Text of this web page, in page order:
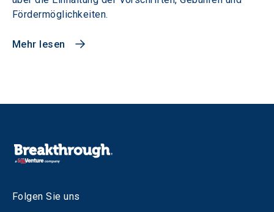
Fördermöglichkeiten.
Mehr lesen
Folgen Sie uns